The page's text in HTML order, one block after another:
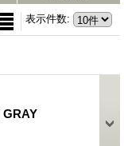
表示件数:
GRAY